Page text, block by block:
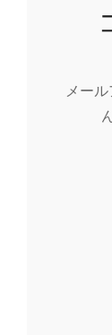
メー